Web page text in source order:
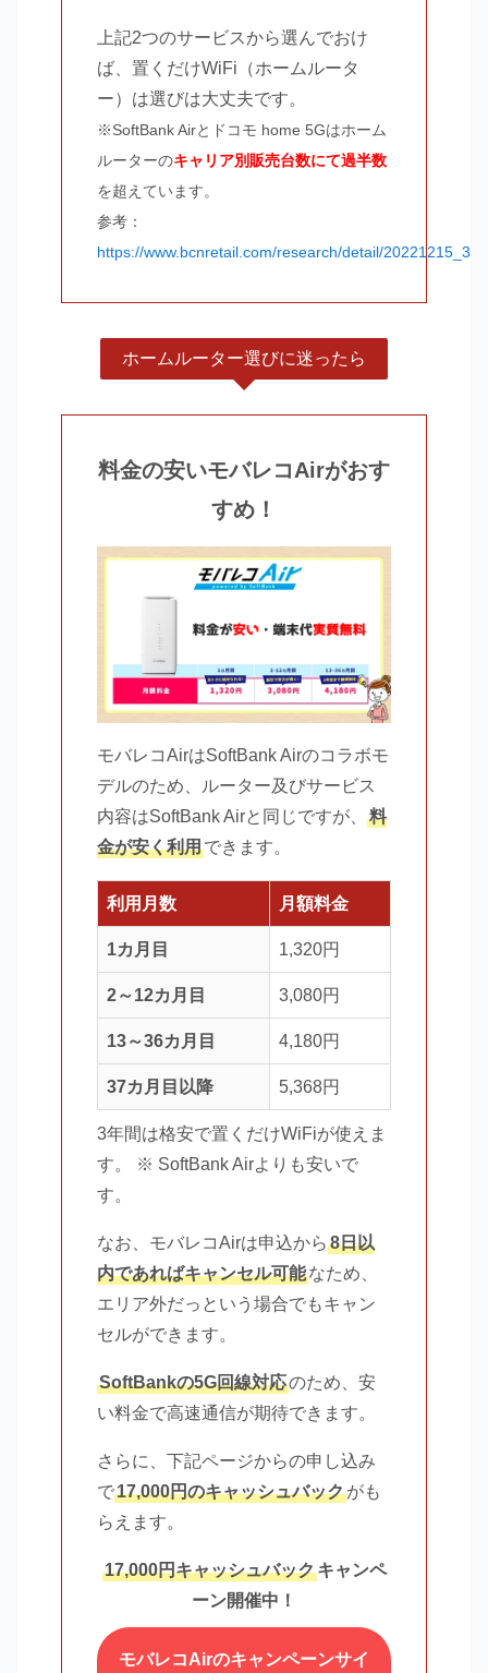
上記2つのサービスから選んでおけ
ば、置くだけWiFi（ホームルータ
ー）は選びは大丈夫です。
※SoftBank Airとドコモ home 5Gはホーム
ルーターのキャリア別販売台数にて過半数
を超えています。
参考：
https://www.bcnretail.com/research/detail/
ホームルーター選びに迷ったら
料金の安いモバレコAirがおす
すめ！
モバレコAirはSoftBank Airのコラボモ
デルのため、ルーター及びサービス
内容はSoftBank Airと同じですが、
料
金が安く利用できます。
利用月数 月額料金
1カ月目 1,320円
2～12カ月目 3,080円
13～36カ月目 4,180円
37カ月目以降 5,368円
3年間は格安で置くだけWiFiが使えま
す。 ※ SoftBank Airよりも安いで
す。
なお、モバレコAirは申込から 8日以
内であればキャンセル可能なため、
エリア外だっという場合でもキャン
セルができます。
SoftBankの5G回線対応のため、安
い料金で高速通信が期待できます。
さらに、下記ページからの申し込み
で17,000円のキャッシュバックがも
らえます。
17,000円キャッシュバックキャンペ
ーン開催中！
モバレコAirのキャンペーンサイ